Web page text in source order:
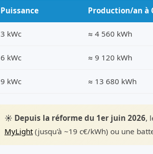
Puissance Production/an à
3 kWc ≈ 4 560 kWh
6 kWc ≈ 9 120 kWh
9 kWc ≈ 13 680 kWh
☀️ Depuis la réforme du 1er juin 2026,
MyLight(jusqu'à ~19 c€/kWh) ou une